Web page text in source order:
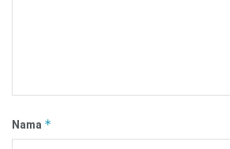
Nama *